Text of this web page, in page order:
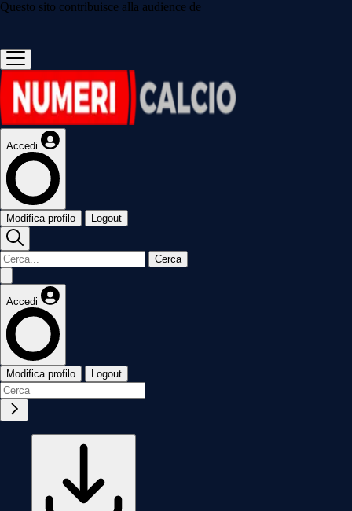
Questo sito contribuisce alla audience de
Accedi
Modifica profilo Logout
Cerca
Accedi
Modifica profilo Logout